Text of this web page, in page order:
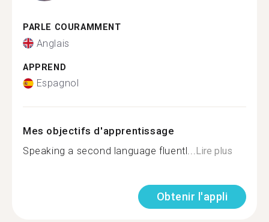
PARLE COURAMMENT
Anglais
APPREND
Espagnol
Mes objectifs d'apprentissage
Speaking a second language fluentl...Lire plus
Obtenir l'appli